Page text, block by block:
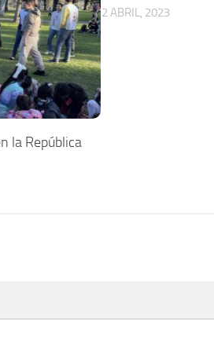
la República
2 ABRIL, 2023